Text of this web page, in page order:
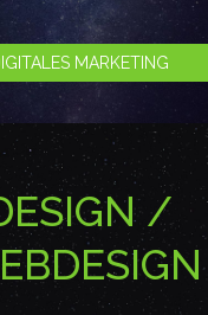
MARKETING
/